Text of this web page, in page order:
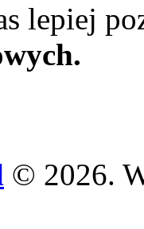
lepiej
© 2026.